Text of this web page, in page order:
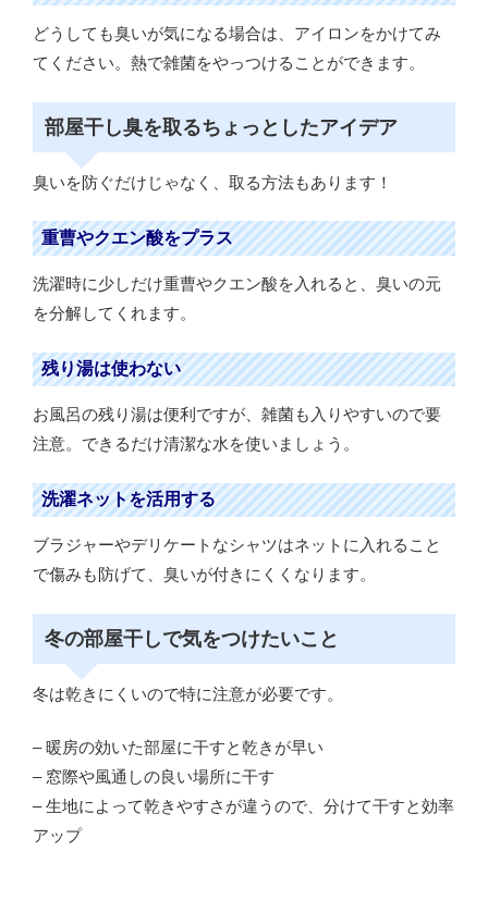
どうしても臭いが気になる場合は、アイロンをかけてみ
てください。熱で雑菌をやっつけることができます。
部屋干し臭を取るちょっとしたアイデア
臭いを防ぐだけじゃなく、取る方法もあります！
重曹やクエン酸をプラス
洗濯時に少しだけ重曹やクエン酸を入れると、臭いの元
を分解してくれます。
残り湯は使わない
お風呂の残り湯は便利ですが、雑菌も入りやすいので要
注意。できるだけ清潔な水を使いましょう。
洗濯ネットを活用する
ブラジャーやデリケートなシャツはネットに入れること
で傷みも防げて、臭いが付きにくくなります。
冬の部屋干しで気をつけたいこと
冬は乾きにくいので特に注意が必要です。
– 暖房の効いた部屋に干すと乾きが早い
– 窓際や風通しの良い場所に干す
– 生地によって乾きやすさが違うので、分けて干すと効率
アップ